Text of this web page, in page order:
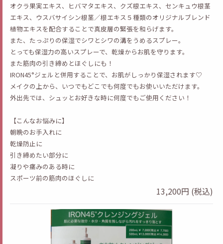
オクラ果実エキス、ヒバマタエキス、クズ根エキス、センキュウ根茎
エキス、ウスバサイシン根茎／根エキス５種類のオリジナルブレンド
植物エキスを配合することで真皮層の緊張を和らげます。
また、たっぷりの保湿でシワとシワの溝をうめるスプレー。
とっても保湿力の高いスプレーで、乾燥からお肌を守ります。
また筋肉の引き締めとほぐしにも！
IRON45°ジェルと併用することで、お肌がしっかり保湿されます♡
メイクの上から、いつでもどこでも何度でもお使いいただけます。
外出先では、シュッとお好きな時に何度でもご使用ください！
【こんなお悩みに】
朝晩のお手入れに
乾燥防止に
引き締めたい部分に
凝りや痛みのある時に
スポーツ前の筋肉のほぐしに
13,200円 (税込)